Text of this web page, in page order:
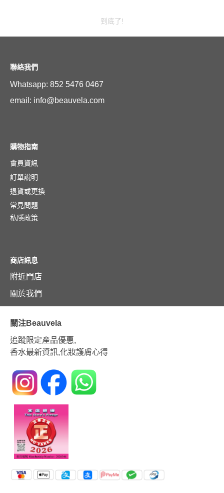
到底了!
聯絡我們
Whatsapp: 852 5476 0467
email: info@beauvela.com
購物指南
會員資訊
訂單說明
退貨或更換
常見問題
私隱政策
商店訊息
附近門店
關於我們
關注Beauvela
追蹤限定產品優惠,
香水最新資訊,化妝護膚心得